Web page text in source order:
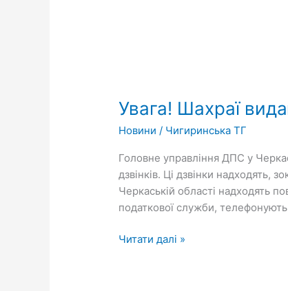
Увага! Шахраї
Новини / Чигиринська ТГ
Головне управління ДПС у
дзвінків. Ці дзвінки
Черкаській області надходять
податкової служби,
видають
за
посадових
осіб
ГУ
ДПС
Черкаській
Читати далі »